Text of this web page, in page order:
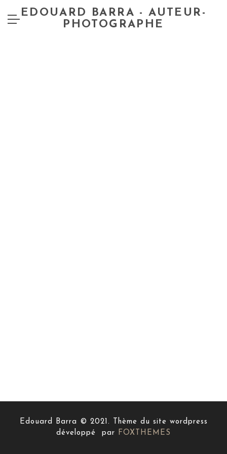
EDOUARD BARRA - AUTEUR-
PHOTOGRAPHE
Edouard Barra © 2021. Thème du site wordpress
développé par FOXTHEMES